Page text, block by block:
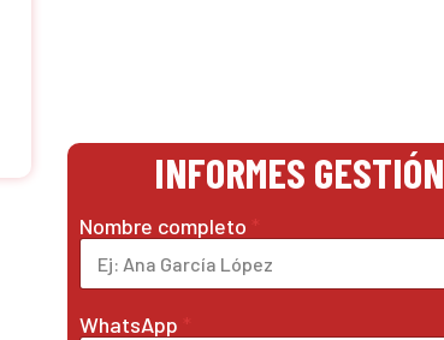
INFORMES GESTIÓN
Nombre completo *
WhatsApp *